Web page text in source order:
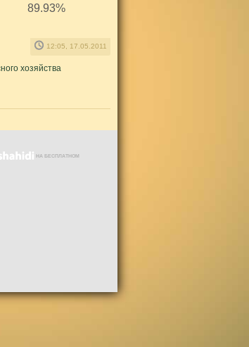
89.93%
12:05, 17.05.2011
хозяйства
НА БЕСПЛАТНОМ